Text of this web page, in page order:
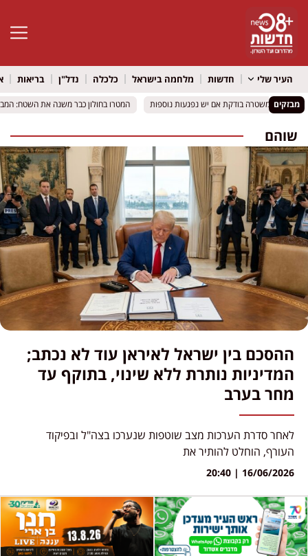
פתח
העיר שלי חדשות מלחמה בישראל כלכלה נדל"ן בריאות
מבזקיםבודקת אם יש נפגעות נוספות
בודקת אם יש נפגעות נוספות המטרו בחולון כבר משנה את השטח: המבנה שנבנה
המטרו בחולון כבר משנה את השטח: המבנה שנבנה
שוהם
ההסכם בין ישראל לאיראן עוד לא נכתב;
המדיניות נותרת ללא שינוי, בתוקף עד
מחר בערב
16/06/2026
לאחר סדרת הערכות מצב שוטפות שנערכו בצה"ל ובפיקוד
העורף, הוחלט להותיר את